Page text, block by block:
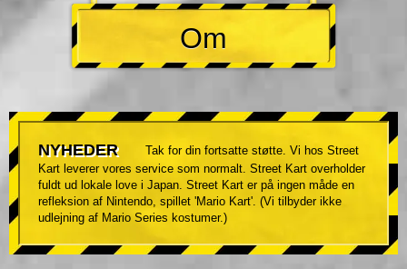
Om
NYHEDER
Tak for din fortsatte støtte. Vi hos Street
Kart leverer vores service som normalt. Street Kart overholder
fuldt ud lokale love i Japan. Street Kart er på ingen måde en
refleksion af Nintendo, spillet 'Mario Kart'. (Vi tilbyder ikke
udlejning af Mario Series kostumer.)